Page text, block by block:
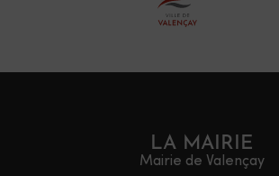
LA MAIRIE
Mairie de Valençay